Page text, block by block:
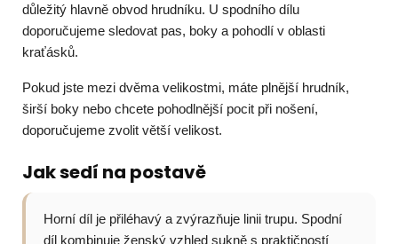
důležitý hlavně obvod hrudníku. U spodního dílu
doporučujeme sledovat pas, boky a pohodlí v oblasti
kraťásků.
Pokud jste mezi dvěma velikostmi, máte plnější hrudník,
širší boky nebo chcete pohodlnější pocit při nošení,
doporučujeme zvolit větší velikost.
Jak sedí na postavě
Horní díl je přiléhavý a zvýrazňuje linii trupu. Spodní
díl kombinuje ženský vzhled sukně s praktičností